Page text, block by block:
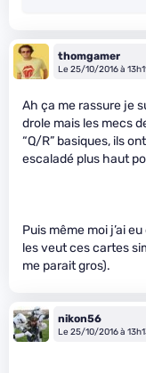
thomgamer
Le 25/10/2016 à
Ah ça me rassure je
drole mais les mecs
“Q/R” basiques, ils
escaladé plus haut
Puis même moi j’ai
les veut ces cartes
me parait gros).
nikon56
Le 25/10/2016 à